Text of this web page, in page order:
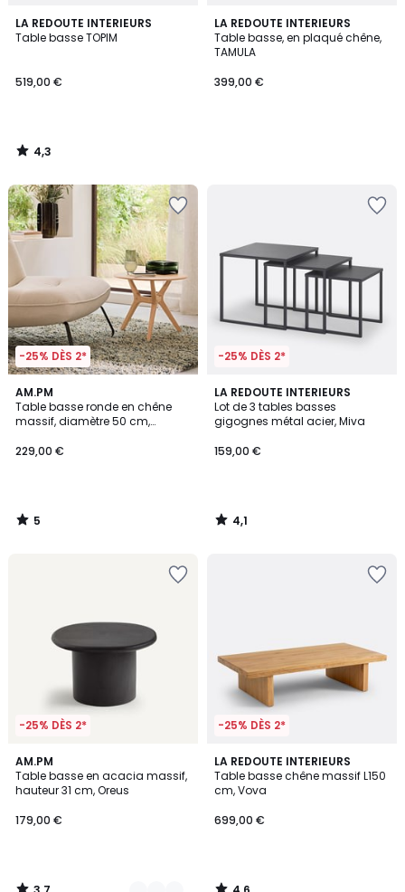
LA REDOUTE INTERIEURS
Table basse TOPIM
519,00 €
4,3
/ 5
4,3
/
LA REDOUTE INTERIEURS
Table basse, en plaqué chêne,
TAMULA
399,00 €
-25% DÈS 2*
AM.PM
Table basse ronde en chêne
massif, diamètre 50 cm,
229,00 €
5
/
5
5
/
-25% DÈS 2*
LA REDOUTE INTERIEURS
Lot de 3 tables basses
gigognes métal acier, Miva
159,00 €
4,1
/ 5
4,1
/
-25% DÈS 2*
AM.PM
Table basse en acacia massif,
hauteur 31 cm, Oreus
179,00 €
3,7
/ 5
2
Couleurs
-25% DÈS 2*
LA REDOUTE INTERIEURS
Table basse chêne massif L150
cm, Vova
699,00 €
4,6
/ 5